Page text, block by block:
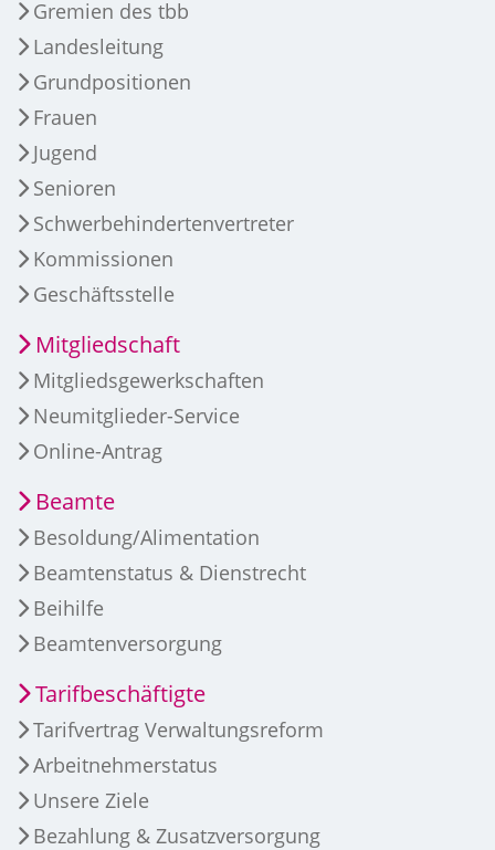
Gremien des tbb
Landesleitung
Grundpositionen
Frauen
Jugend
Senioren
Schwerbehindertenvertreter
Kommissionen
Geschäftsstelle
Mitgliedschaft
Mitgliedsgewerkschaften
Neumitglieder-Service
Online-Antrag
Beamte
Besoldung/Alimentation
Beamtenstatus & Dienstrecht
Beihilfe
Beamtenversorgung
Tarifbeschäftigte
Tarifvertrag Verwaltungsreform
Arbeitnehmerstatus
Unsere Ziele
Bezahlung & Zusatzversorgung